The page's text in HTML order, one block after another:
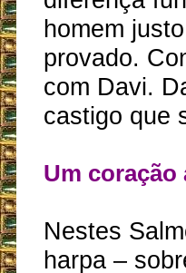
homem
provado.
com Davi.
castigo que
Um
Nestes
harpa –